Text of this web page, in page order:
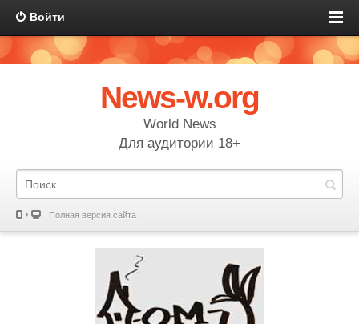
Войти
News-w.org
World News
Для аудитории 18+
Полная версия сайта